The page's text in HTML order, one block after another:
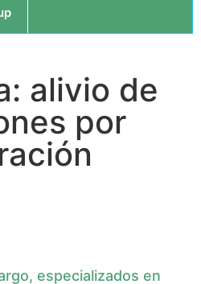
alivio de
por
especializados en